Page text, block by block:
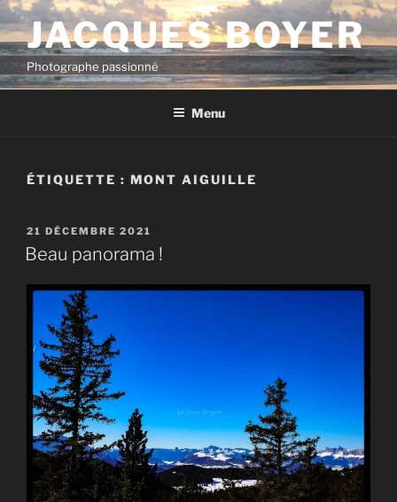
Aller
au
contenu
principal
JACQUES BOYER
Photographe passionné
Menu
ÉTIQUETTE : MONT AIGUILLE
PUBLIÉ
LE
21 DÉCEMBRE 2021
Beau panorama !